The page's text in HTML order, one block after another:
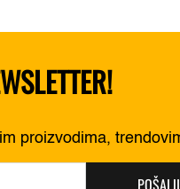
proizvodima,
POŠALJI